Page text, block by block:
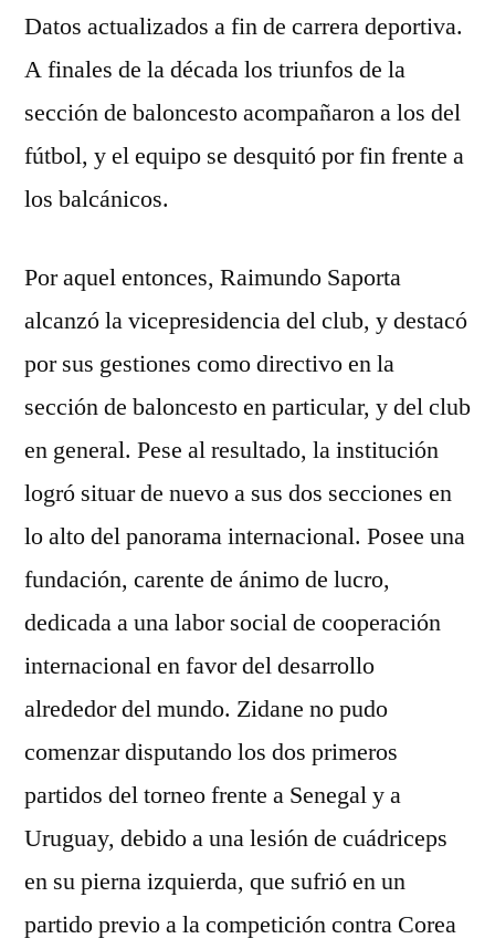
Datos actualizados a fin de carrera deportiva.
A finales de la década los triunfos de la
sección de baloncesto acompañaron a los del
fútbol, y el equipo se desquitó por fin frente a
los balcánicos.
Por aquel entonces, Raimundo Saporta
alcanzó la vicepresidencia del club, y destacó
por sus gestiones como directivo en la
sección de baloncesto en particular, y del club
en general. Pese al resultado, la institución
logró situar de nuevo a sus dos secciones en
lo alto del panorama internacional. Posee una
fundación, carente de ánimo de lucro,
dedicada a una labor social de cooperación
internacional en favor del desarrollo
alrededor del mundo. Zidane no pudo
comenzar disputando los dos primeros
partidos del torneo frente a Senegal y a
Uruguay, debido a una lesión de cuádriceps
en su pierna izquierda, que sufrió en un
partido previo a la competición contra Corea